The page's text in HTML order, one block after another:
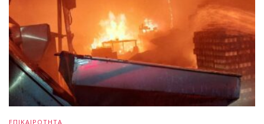
ΕΠΙΚΑΙΡΟΤΗΤΑ